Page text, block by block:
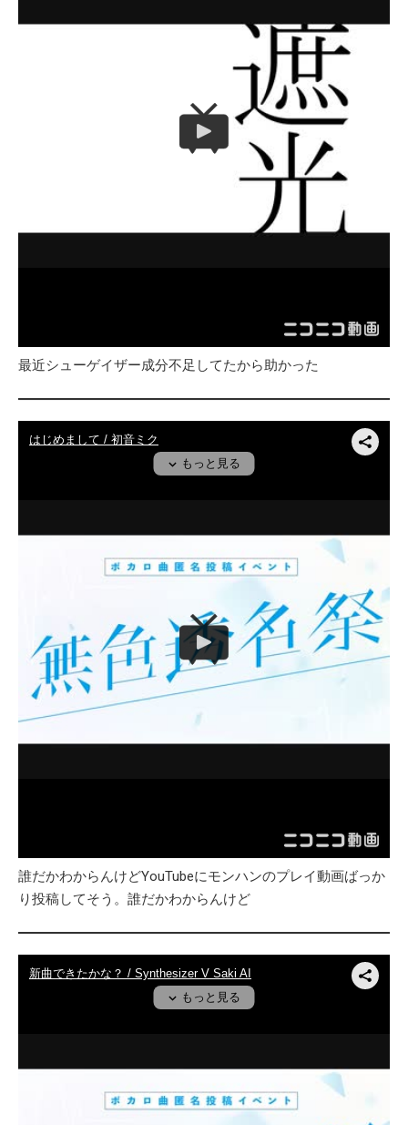
最近シューゲイザー成分不足してたから助かった
誰だかわからんけどYouTubeにモンハンのプレイ動画ばっか
り投稿してそう。誰だかわからんけど